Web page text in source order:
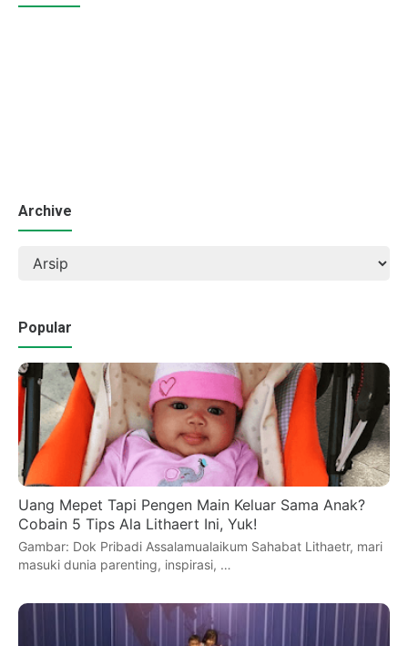
Archive
Popular
Uang Mepet Tapi Pengen Main Keluar Sama Anak?
Cobain 5 Tips Ala Lithaert Ini, Yuk!
Gambar: Dok Pribadi Assalamualaikum Sahabat Lithaetr, mari
masuki dunia parenting, inspirasi, …